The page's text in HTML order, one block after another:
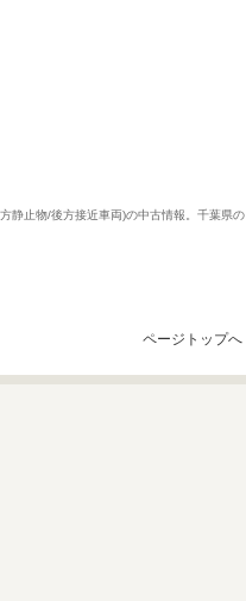
静止物/後方接近車両)の中古情報。千葉県の
ページトップへ